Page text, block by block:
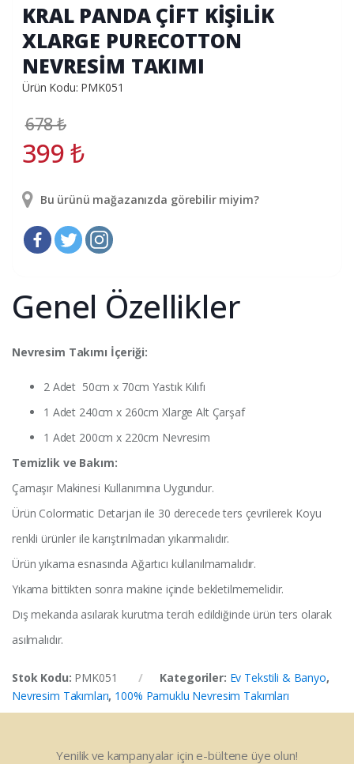
KRAL PANDA ÇİFT KİŞİLİK
XLARGE PURECOTTON
NEVRESİM TAKIMI
Ürün Kodu: PMK051
678₺
399₺
Bu ürünü mağazanızda görebilir miyim?
Genel Özellikler
Nevresim Takımı İçeriği:
2 Adet 50cm x 70cm Yastık Kılıfı
1 Adet 240cm x 260cm Xlarge Alt Çarşaf
1 Adet 200cm x 220cm Nevresim
Temizlik ve Bakım:
Çamaşır Makinesi Kullanımına Uygundur.
Ürün Colormatic Detarjan ile 30 derecede ters çevrilerek Koyu
renkli ürünler ile karıştırılmadan yıkanmalıdır.
Ürün yıkama esnasında Ağartıcı kullanılmamalıdır.
Yıkama bittikten sonra makine içinde bekletilmemelidir.
Dış mekanda asılarak kurutma tercih edildiğinde ürün ters olarak
asılmalıdır.
Stok Kodu: PMK051 Kategoriler: Ev Tekstili & Banyo,
Nevresim Takımları, 100% Pamuklu Nevresim Takımları
Yenilik ve kampanyalar için e-bültene üye olun!